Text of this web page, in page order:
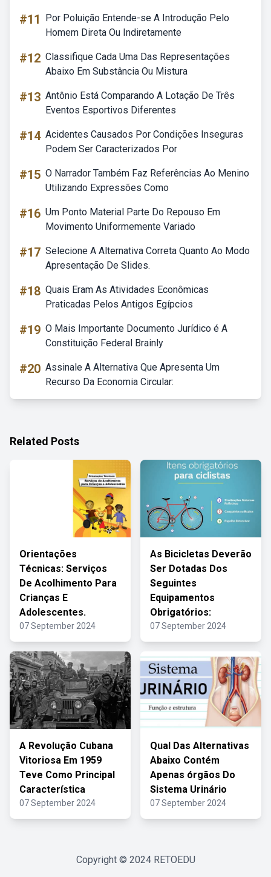
#11
Por Poluição Entende-se A Introdução Pelo
Homem Direta Ou Indiretamente
#12 Classifique Cada Uma Das Representações
Abaixo Em Substância Ou Mistura
#13 Antônio Está Comparando A Lotação De Três
Eventos Esportivos Diferentes
#14 Acidentes Causados Por Condições Inseguras
Podem Ser Caracterizados Por
#15 O Narrador Também Faz Referências Ao Menino
Utilizando Expressões Como
#16 Um Ponto Material Parte Do Repouso Em
Movimento Uniformemente Variado
#17 Selecione A Alternativa Correta Quanto Ao Modo
Apresentação De Slides.
#18 Quais Eram As Atividades Econômicas
Praticadas Pelos Antigos Egípcios
#19 O Mais Importante Documento Jurídico é A
Constituição Federal Brainly
#20 Assinale A Alternativa Que Apresenta Um
Recurso Da Economia Circular:
Related Posts
Orientações
Técnicas: Serviços
De Acolhimento Para
Crianças E
Adolescentes.
07 September 2024
As Bicicletas Deverão
Ser Dotadas Dos
Seguintes
Equipamentos
Obrigatórios:
07 September 2024
A Revolução Cubana
Vitoriosa Em 1959
Teve Como Principal
Característica
07 September 2024
Qual Das Alternativas
Abaixo Contém
Apenas órgãos Do
Sistema Urinário
07 September 2024
Copyright © 2024 RETOEDU